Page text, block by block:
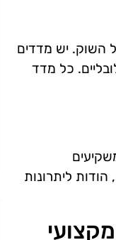
השוק. יש מדדים
כל מדד
ליתרונות